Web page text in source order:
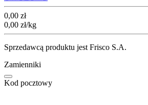
Cena
0,00 zł
0,00 zł/kg
Sprzedawcą produktu jest Frisco S.A.
Zamienniki
Kod pocztowy